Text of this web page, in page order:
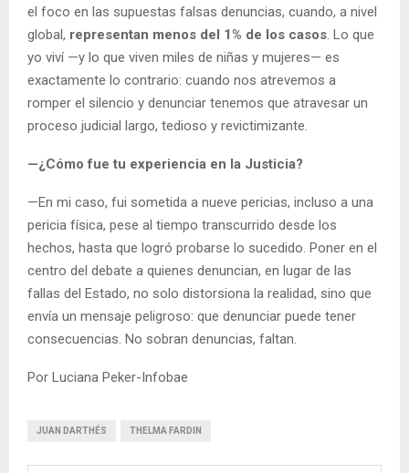
el foco en las supuestas falsas denuncias, cuando, a nivel
global, representan menos del 1% de los casos. Lo que
yo viví —y lo que viven miles de niñas y mujeres— es
exactamente lo contrario: cuando nos atrevemos a
romper el silencio y denunciar tenemos que atravesar un
proceso judicial largo, tedioso y revictimizante.
—¿Cómo fue tu experiencia en la Justicia?
—En mi caso, fui sometida a nueve pericias, incluso a una
pericia física, pese al tiempo transcurrido desde los
hechos, hasta que logró probarse lo sucedido. Poner en el
centro del debate a quienes denuncian, en lugar de las
fallas del Estado, no solo distorsiona la realidad, sino que
envía un mensaje peligroso: que denunciar puede tener
consecuencias. No sobran denuncias, faltan.
Por Luciana Peker-Infobae
JUAN DARTHÉS THELMA FARDIN